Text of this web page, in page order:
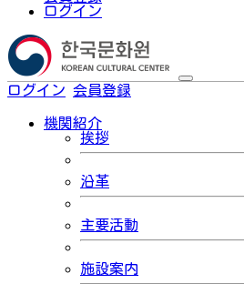
ログイン
ログイン 会員登録
機関紹介
挨拶
沿革
主要活動
施設案内